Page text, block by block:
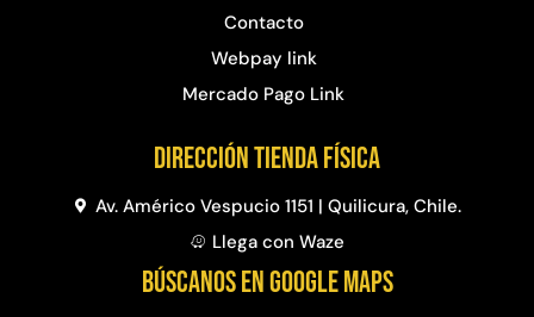
Contacto
Webpay link
Mercado Pago Link
Dirección Tienda física
Av. Américo Vespucio 1151 | Quilicura, Chile.
Llega con Waze
BÚSCANOS EN GOOGLE MAPS